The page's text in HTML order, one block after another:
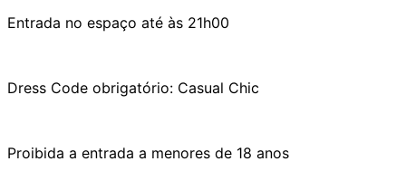
Entrada no espaço até às 21h00
Dress Code obrigatório: Casual Chic
Proibida a entrada a menores de 18 anos